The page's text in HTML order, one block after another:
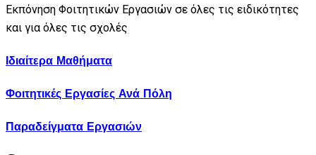
Εκπόνηση Φοιτητικών Εργασιών σε όλες τις ειδικότητες
και για όλες τις σχολές
Ιδιαίτερα Μαθήματα
Φοιτητικές Εργασίες Ανά Πόλη
Παραδείγματα Εργασιών